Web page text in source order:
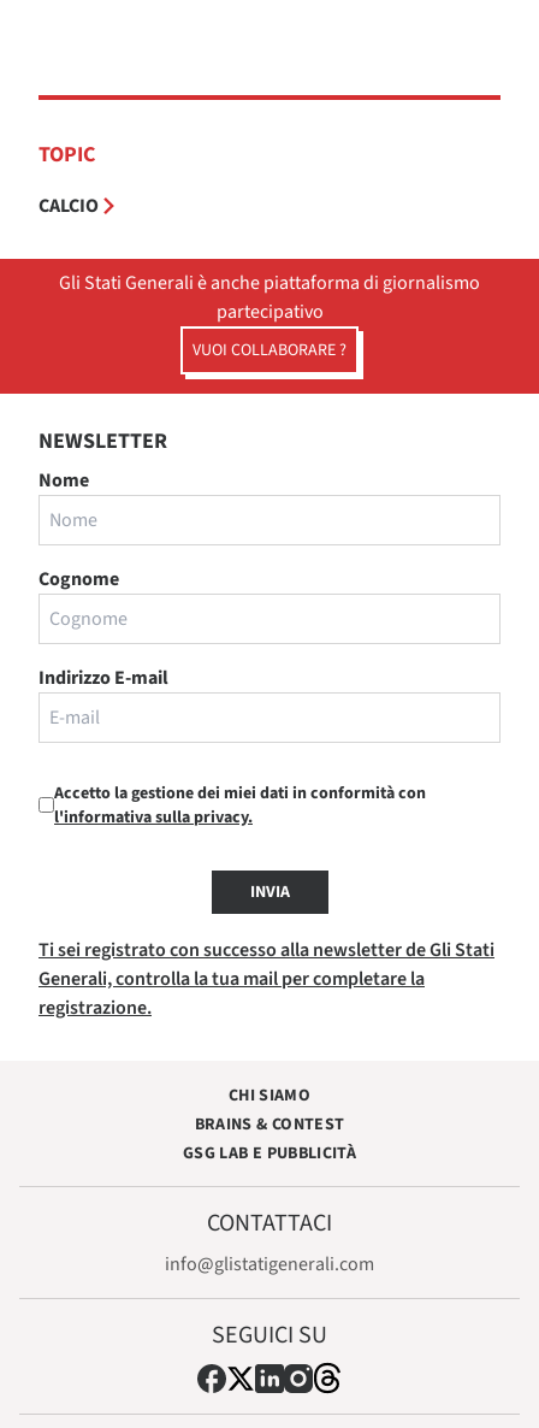
TOPIC
CALCIO
Gli Stati Generali è anche piattaforma di giornalismo
partecipativo
VUOI COLLABORARE ?
NEWSLETTER
Nome
Cognome
Indirizzo E-mail
Accetto la gestione dei miei dati in conformità con
l'informativa sulla privacy.
INVIA
Ti sei registrato con successo alla newsletter de Gli Stati
Generali, controlla la tua mail per completare la
registrazione.
CHI SIAMO
BRAINS & CONTEST
GSG LAB E PUBBLICITÀ
CONTATTACI
info@glistatigenerali.com
SEGUICI SU